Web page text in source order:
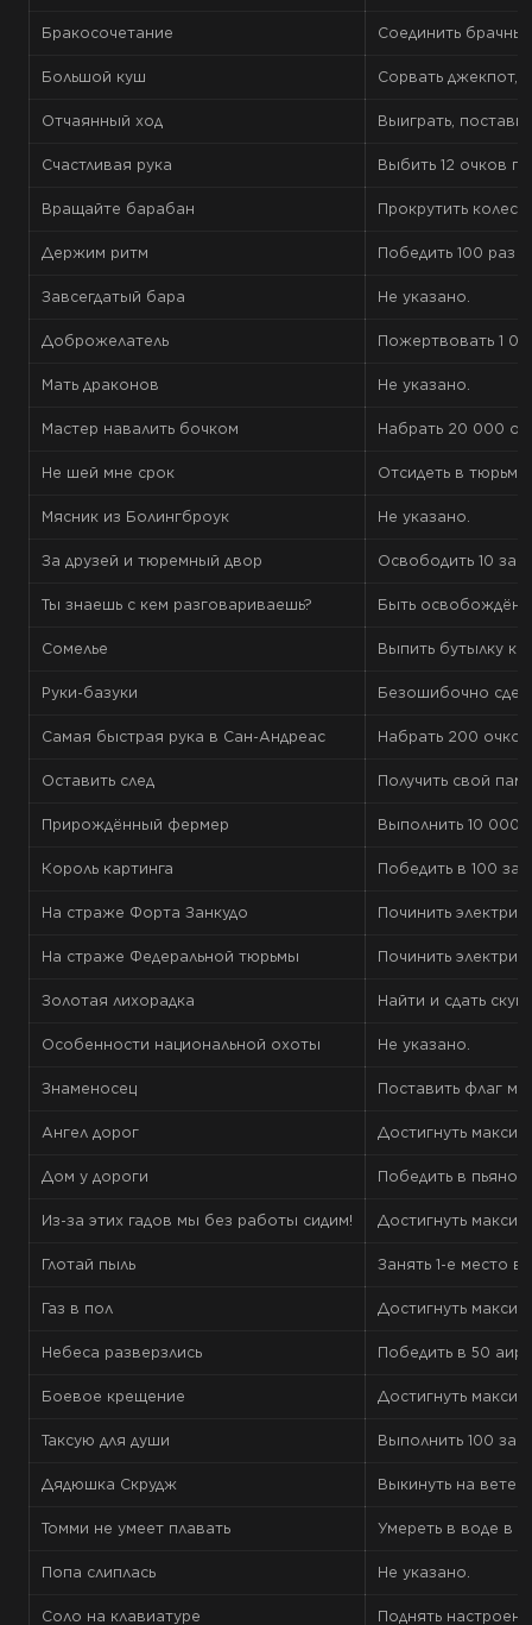
Бракосочетание Соединить
Большой куш Сорвать джекпот,
Отчаянный ход Выиграть,
Счастливая рука Выбить 12 очков
Вращайте барабан Прокрутить колесо
Держим ритм Победить 100 раз
Завсегдатый бара Не указано.
Доброжелатель Пожертвовать 1
Мать драконов Не указано.
Мастер навалить бочком Набрать 20 000
Не шей мне срок Отсидеть в
Мясник из Болингброук Не указано.
За друзей и тюремный двор Освободить 10
Ты знаешь с кем разговариваешь? Быть
Сомелье Выпить бутылку
Руки-базуки Безошибочно
Самая быстрая рука в Сан-Андреас Набрать 200
Оставить след Получить свой
Прирождённый фермер Выполнить 10 000
Король картинга Победить в 100
На страже Форта Занкудо Починить
На страже Федеральной тюрьмы Починить
Золотая лихорадка Найти и сдать
Особенности национальной охоты Не указано.
Знаменосец Поставить флаг
Ангел дорог Достигнуть
Дом у дороги Победить в
Из-за этих гадов мы без работы сидим! Достигнуть
Глотай пыль Занять 1-е место в
Газ в пол Достигнуть
Небеса разверзлись Победить в 50
Боевое крещение Достигнуть
Таксую для души Выполнить 100
Дядюшка Скрудж Выкинуть на
Томми не умеет плавать Умереть в воде в
Попа слиплась Не указано.
Соло на клавиатуре Поднять